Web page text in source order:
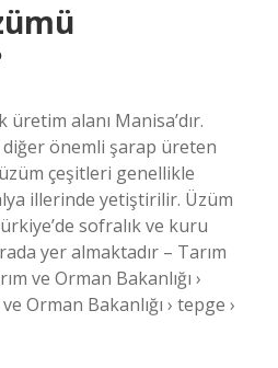
alanı Manisa’dır.
önemli şarap üreten
çeşitleri genellikle
illerinde yetiştirilir. Üzüm
sofralık ve kuru
yer almaktadır – Tarım
ve Orman Bakanlığı ›
Orman Bakanlığı › tepge ›